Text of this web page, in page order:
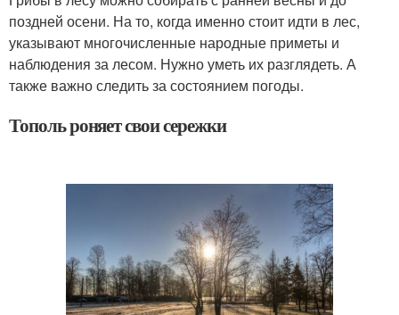
поздней осени. На то, когда именно стоит идти в лес,
указывают многочисленные народные приметы и
наблюдения за лесом. Нужно уметь их разглядеть. А
также важно следить за состоянием погоды.
Тополь роняет свои сережки